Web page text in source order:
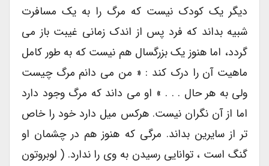
دیگر یک کودک نیست که مرگ را به یک مسافرت
شبیه بداند که فرد پس از اندک زمانی غیبت باز می
گردد، اما هنوز یک بزرگسال هم نیست که به طور کامل
ماهیت آن را درک کند : « من می دانم مرگ چیست
ولی به هر حال . . . » او می داند که مرگ وجود دارد
اما از آن نگران نیست. هرکس میل دارد خود را خاص
تر از سایرین بداند. مرگی که هنوز هم در چشمان او
گنگ است ، توانایی رسیدن به وی را ندارد. ( لوبروتون